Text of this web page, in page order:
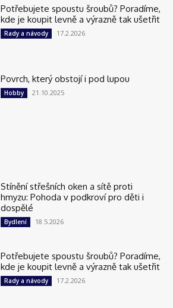
Potřebujete spoustu šroubů? Poradíme,
kde je koupit levně a výrazně tak ušetřit
Rady a návody 17.2.2026
Povrch, který obstojí i pod lupou
Hobby 21.10.2025
Stínění střešních oken a sítě proti
hmyzu: Pohoda v podkroví pro děti i
dospělé
Bydlení 18.5.2026
Potřebujete spoustu šroubů? Poradíme,
kde je koupit levně a výrazně tak ušetřit
Rady a návody 17.2.2026